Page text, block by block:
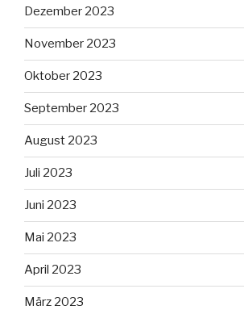
Dezember 2023
November 2023
Oktober 2023
September 2023
August 2023
Juli 2023
Juni 2023
Mai 2023
April 2023
März 2023